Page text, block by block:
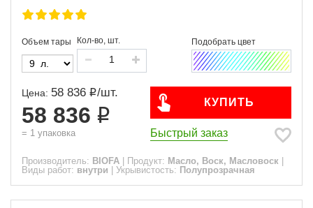
Объем тары Кол-во, шт.
Цена: 58 836 /шт.
58 836
= 1 упаковка
КУПИТЬ
Быстрый заказ
Производитель: BIOFA Продукт: Масло, Воск, Масловоск
Виды работ: внутри Укрывистость: Полупрозрачная